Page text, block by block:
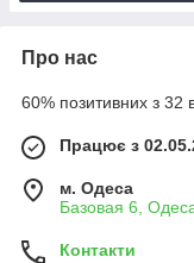
Про нас
60% позитивних з 32
Працює з
м. Одеса
Базовая 6,
Контакти